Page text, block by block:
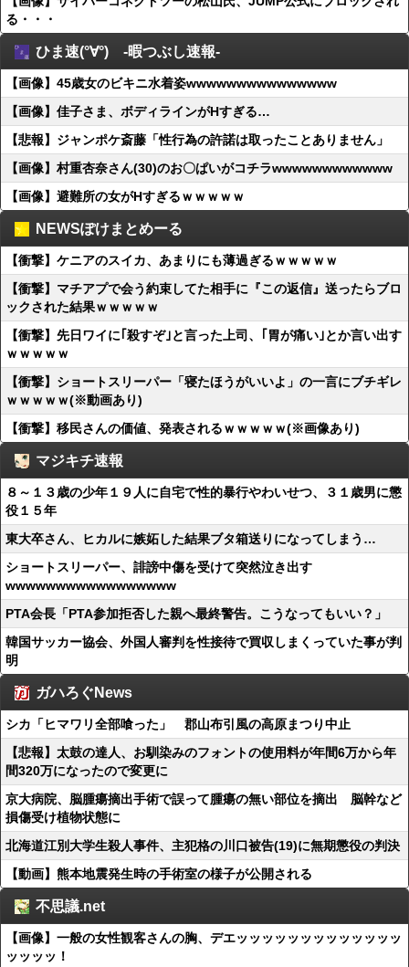
る・・・
ひま速(°∀°) -暇つぶし速報-
【画像】45歳女のビキニ水着姿wwwwwwwwwwwwwww
【画像】佳子さま、ボディラインがHすぎる…
【悲報】ジャンポケ斎藤「性行為の許諾は取ったことありません」
【画像】村重杏奈さん(30)のお〇ぱいがコチラwwwwwwwwwwww
【画像】避難所の女がHすぎるｗｗｗｗｗ
NEWSぽけまとめーる
【衝撃】ケニアのスイカ、あまりにも薄過ぎるｗｗｗｗｗ
【衝撃】マチアプで会う約束してた相手に『この返信』送ったらブロ
ックされた結果ｗｗｗｗｗ
【衝撃】先日ワイに｢殺すぞ｣と言った上司、｢胃が痛い｣とか言い出す
ｗｗｗｗｗ
【衝撃】ショートスリーパー「寝たほうがいいよ」の一言にブチギレ
ｗｗｗｗｗ(※動画あり)
【衝撃】移民さんの価値、発表されるｗｗｗｗｗ(※画像あり)
マジキチ速報
８～１３歳の少年１９人に自宅で性的暴行やわいせつ、３１歳男に懲
役１５年
東大卒さん、ヒカルに嫉妬した結果ブタ箱送りになってしまう…
ショートスリーパー、誹謗中傷を受けて突然泣き出す
wwwwwwwwwwwwwwwww
PTA会長「PTA参加拒否した親へ最終警告。こうなってもいい？」
韓国サッカー協会、外国人審判を性接待で買収しまくっていた事が判
明
ガハろぐNews
シカ「ヒマワリ全部喰った」 郡山布引風の高原まつり中止
【悲報】太鼓の達人、お馴染みのフォントの使用料が年間6万から年
間320万になったので変更に
京大病院、脳腫瘍摘出手術で誤って腫瘍の無い部位を摘出 脳幹など
損傷受け植物状態に
北海道江別大学生殺人事件、主犯格の川口被告(19)に無期懲役の判決
【動画】熊本地震発生時の手術室の様子が公開される
不思議.net
【画像】一般の女性観客さんの胸、デエッッッッッッッッッッッッッ
ッッッッ！